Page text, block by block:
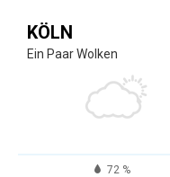
KÖLN
Ein Paar Wolken
72 %